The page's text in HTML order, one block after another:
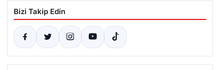
Bizi Takip Edin